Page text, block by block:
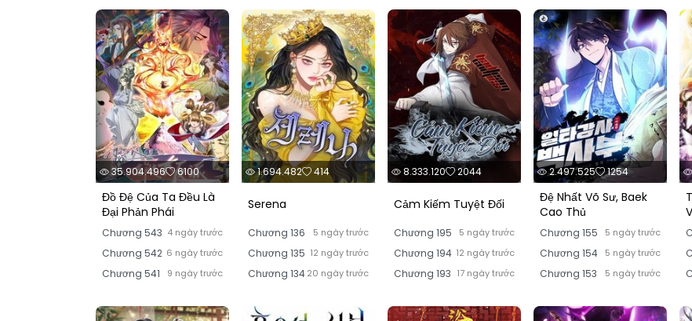
35.904.496 6100
Đồ Đệ Của Ta Đều Là
Đại Phản Phái
Chương 543 4 ngày trước
Chương 542 6 ngày trước
Chương 541 9 ngày trước
1.694.482 414
Serena
Chương 136 5 ngày trước
Chương 135 12 ngày trước
Chương 13420 ngày trước
8.333.120 2044
Cảm Kiếm Tuyệt Đối
Chương 195 5 ngày trước
Chương 194 12 ngày trước
Chương 193 17 ngày trước
2.497.525 1254
Đệ Nhất Võ Sư, Baek
Cao Thủ
Chương 155 5 ngày trước
Chương 154 5 ngày trước
Chương 153 5 ngày trước